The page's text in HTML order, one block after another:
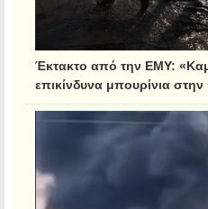
Έκτακτο από την ΕΜΥ:
επικίνδυνα μπουρίνια